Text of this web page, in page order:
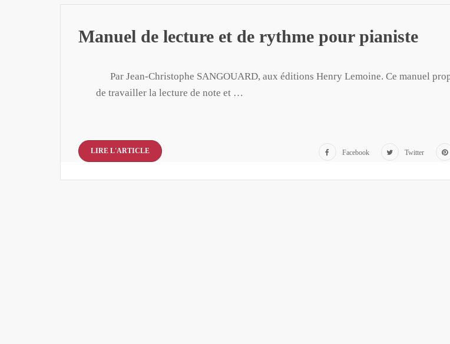
Manuel de lecture et de rythme pour pianiste
Par Jean-Christophe SANGOUARD, aux éditions Henry Lemoine. Ce manuel
de travailler la lecture de note et …
LIRE L'ARTICLE Facebook Twitter